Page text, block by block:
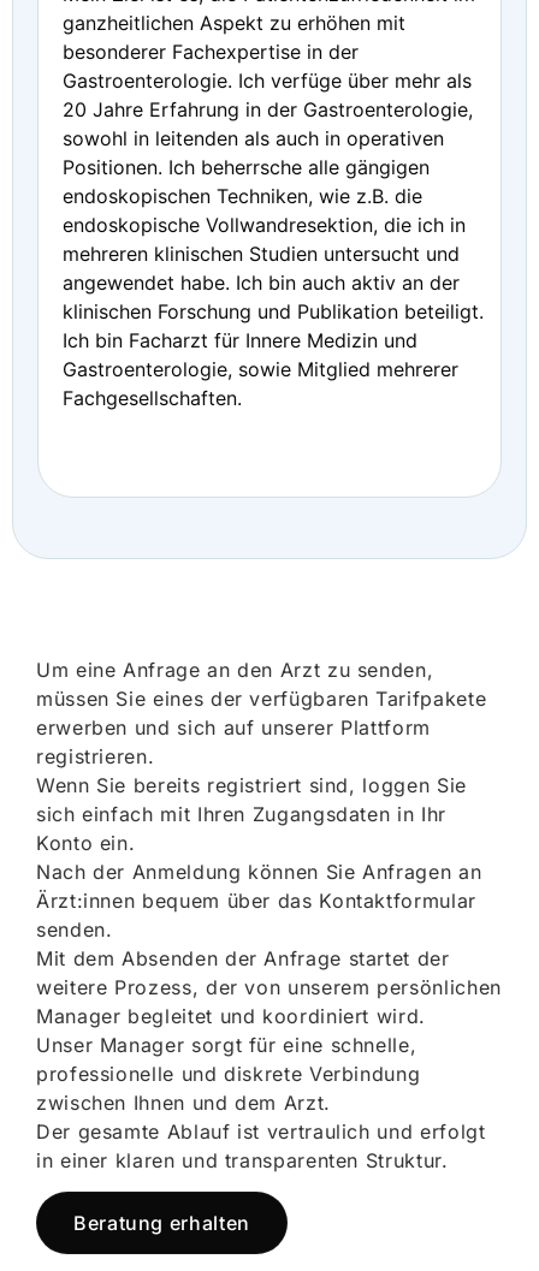
ganzheitlichen Aspekt zu erhöhen mit
besonderer Fachexpertise in der
Gastroenterologie. Ich verfüge über mehr als
20 Jahre Erfahrung in der Gastroenterologie,
sowohl in leitenden als auch in operativen
Positionen. Ich beherrsche alle gängigen
endoskopischen Techniken, wie z.B. die
endoskopische Vollwandresektion, die ich in
mehreren klinischen Studien untersucht und
angewendet habe. Ich bin auch aktiv an der
klinischen Forschung und Publikation beteiligt.
Ich bin Facharzt für Innere Medizin und
Gastroenterologie, sowie Mitglied mehrerer
Fachgesellschaften.
Um eine Anfrage an den Arzt zu senden,
müssen Sie eines der verfügbaren Tarifpakete
erwerben und sich auf unserer Plattform
registrieren.
Wenn Sie bereits registriert sind, loggen Sie
sich einfach mit Ihren Zugangsdaten in Ihr
Konto ein.
Nach der Anmeldung können Sie Anfragen an
Ärzt:innen bequem über das Kontaktformular
senden.
Mit dem Absenden der Anfrage startet der
weitere Prozess, der von unserem persönlichen
Manager begleitet und koordiniert wird.
Unser Manager sorgt für eine schnelle,
professionelle und diskrete Verbindung
zwischen Ihnen und dem Arzt.
Der gesamte Ablauf ist vertraulich und erfolgt
in einer klaren und transparenten Struktur.
Beratung erhalten